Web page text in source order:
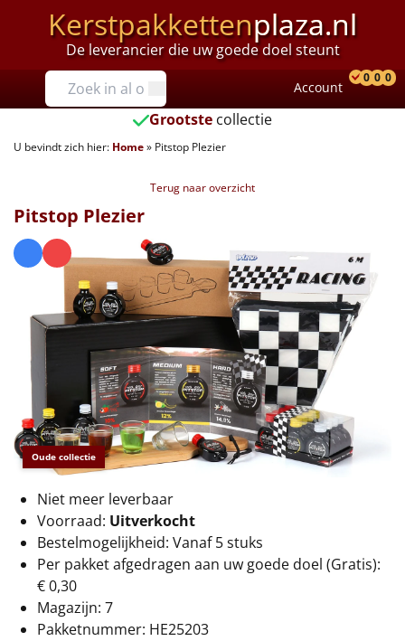
Kerstpakkettenplaza.nl
De leverancier die uw goede doel steunt
Prijzen
Tot €25
€25 tot €35
€40 tot €45
€45 tot €50
€50 tot €55
€55 tot €75
€75 tot €100
€100 en hoger
Alle kerstpakketten 2026
Thema
Origineel
Rituals
Account
0 0 0
Grootste collectie
U bevindt zich hier: Home» Pitstop Plezier
Terug naar overzicht
Oude collectie
Pitstop Plezier
Niet meer leverbaar
Voorraad: Uitverkocht
Bestelmogelijkheid: Vanaf 5 stuks
Per pakket afgedragen aan uw goede doel (Gratis):
€ 0,30
Magazijn: 7
Pakketnummer: HE25203